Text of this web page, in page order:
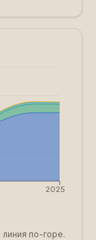
2025
линия по-горе.